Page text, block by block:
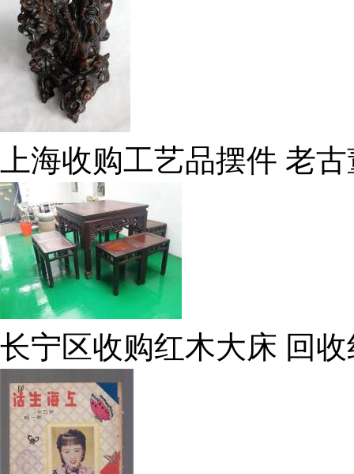
上海收购工艺品摆件 老
长宁区收购红木大床 回